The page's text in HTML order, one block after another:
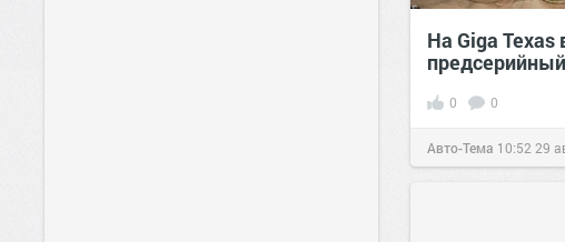
На Giga Texas
0 0
Авто-Тема 10:52 29